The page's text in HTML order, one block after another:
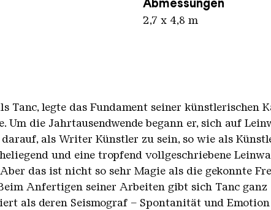
Abmessungen
2,7 x 4,8 m
Tanc, legte das Fundament seiner künstlerischen
Um die Jahrtausendwende begann er, sich auf
als Writer Künstler zu sein, so wie als
und eine tropfend vollgeschriebene
das ist nicht so sehr Magie als die gekonnte
Anfertigen seiner Arbeiten gibt sich Tanc
als deren Seismograf – Spontanität und